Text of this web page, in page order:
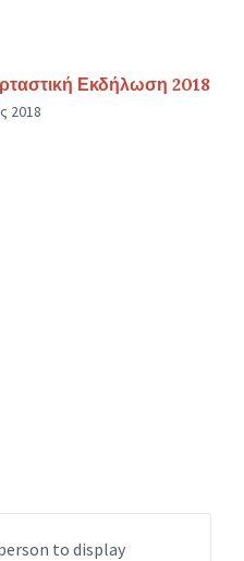
Εκδήλωση 2018
2018
to display